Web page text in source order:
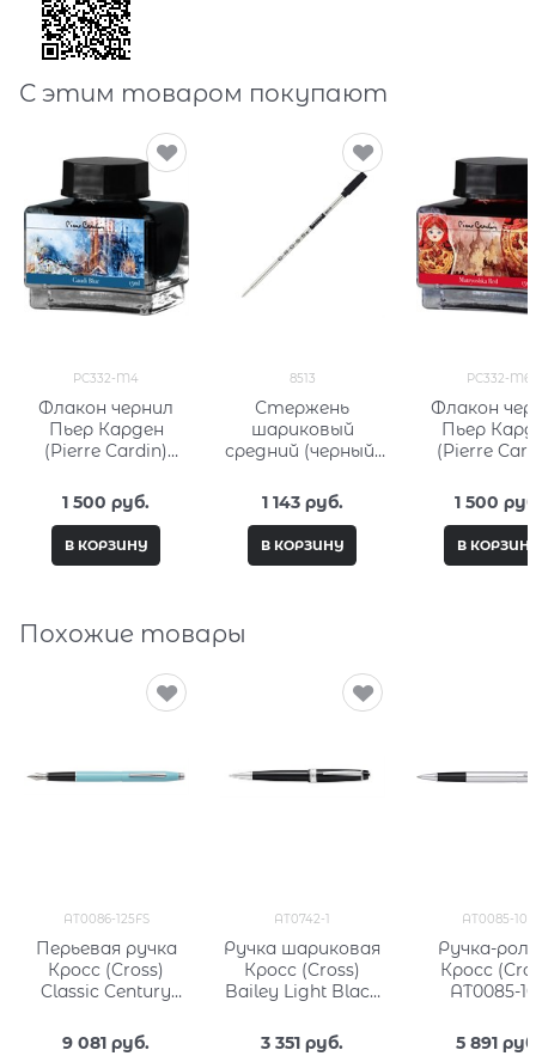
С этим товаром покупают
PC332-M4
Флакон чернил
Пьер Карден
(Pierre Cardin)
Fantasy PC332-M4
1 500 руб.
В КОРЗИНУ
8513
Стержень
шариковый
средний (черный)
1 143 руб.
В КОРЗИНУ
PC332-M6
Флакон
Пьер
(Pierre
Fantasy
1 500
В
Похожие товары
AT0086-125FS
Перьевая ручка
Кросс (Cross)
Classic Century
Lacquer
9 081 руб.
AT0742-1
Ручка шариковая
Кросс (Cross)
Bailey Light Black
3 351 руб.
AT0085-108
Ручка-
Кросс
AT0085-
5 891